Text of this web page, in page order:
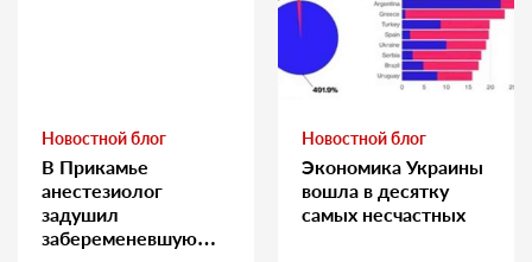
Новостной блог
В Прикамье
анестезиолог
задушил
забеременевшую
Новостной блог
Экономика Украины
вошла в десятку
самых несчастных